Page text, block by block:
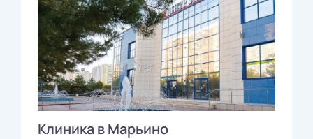
Клиника в Марьино